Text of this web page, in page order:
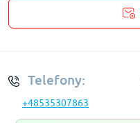
Telefony:
+48535307863